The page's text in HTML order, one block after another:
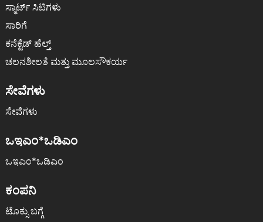
ಸ್ಮಾರ್ಟ್ ಸಿಟಿಗಳು
ಸಾರಿಗೆ
ಕನೆಕ್ಟೆಡ್ ಹೆಲ್ತ್
ಚಲನಶೀಲತೆ ಮತ್ತು ಮೂಲಸೌಕರ್ಯ
ಸೇವೆಗಳು
ಸೇವೆಗಳು
ಒಇಎಂ*ಒಡಿಎಂ
ಒಇಎಂ*ಒಡಿಎಂ
ಕಂಪನಿ
ಟೊಕ್ಸು ಬಗ್ಗೆ